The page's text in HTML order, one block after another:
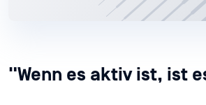
"Wenn es aktiv ist, ist